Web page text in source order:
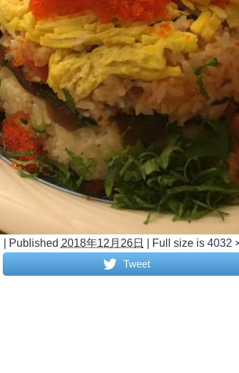
Published 2018年12月26日 Full size is 4032
Tweet